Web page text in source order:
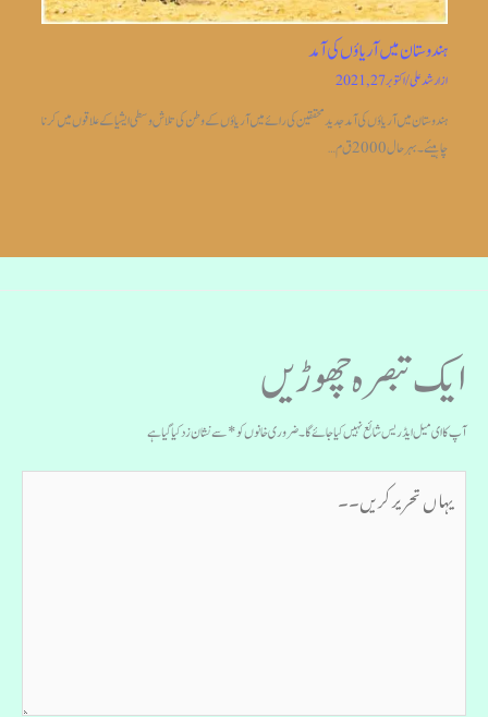
ہندوستان میں آریاؤں کی آمد
ازارشد علی/اکتوبر 27, 2021
ہندوستان میں آریاؤں کی آمد جدیدمحققین کی رائے میں آریاؤں کے وطن کی تلاش وسطی ایشیا کے علاقوں میں کرنا
چاہیئے۔بہر حال 2000 ق م…
ایک تبصرہ چھوڑیں
آپ کا ای میل ایڈریس شائع نہیں کیا جائے گا۔ضروری خانوں کو*سے نشان زد کیا گیا ہے
تحریر